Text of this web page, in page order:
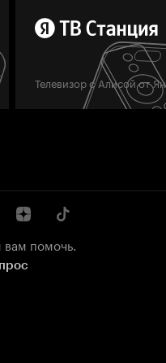
Телевизор с Алисой от
помочь.